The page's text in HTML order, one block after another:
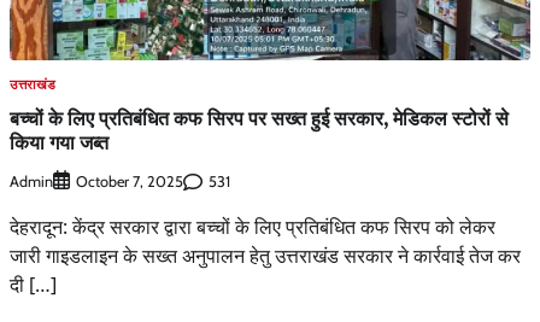
उत्तराखंड
बच्चों के लिए प्रतिबंधित कफ सिरप पर सख्त हुई सरकार, मेडिकल स्टोरों से
किया गया जब्त
Admin October 7, 2025 531
देहरादून: केंद्र सरकार द्वारा बच्चों के लिए प्रतिबंधित कफ सिरप को लेकर
जारी गाइडलाइन के सख्त अनुपालन हेतु उत्तराखंड सरकार ने कार्रवाई तेज कर
दी […]